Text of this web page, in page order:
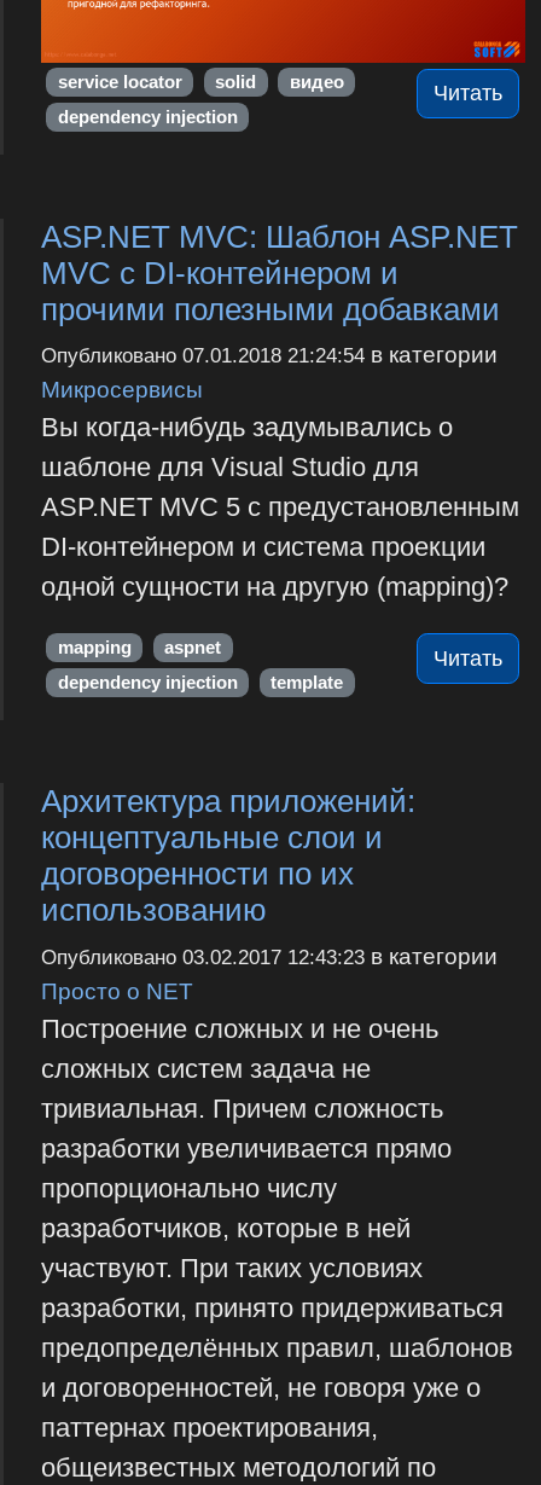
Читать
service locator solid
видео
dependency injection
ASP.NET MVC: Шаблон ASP.NET
MVC c DI-контейнером и
прочими полезными добавками
Опубликовано 07.01.2018 21:24:54в категории
Микросервисы
Вы когда-нибудь задумывались о
шаблоне для Visual Studio для
ASP.NET MVC 5 c предустановленным
DI-контейнером и система проекции
одной сущности на другую (mapping)?
Читать
mapping
aspnet
dependency injection
template
Архитектура приложений:
концептуальные слои и
договоренности по их
использованию
Опубликовано 03.02.2017 12:43:23в категории
Просто о NET
Построение сложных и не очень
сложных систем задача не
тривиальная. Причем сложность
разработки увеличивается прямо
пропорционально числу
разработчиков, которые в ней
участвуют. При таких условиях
разработки, принято придерживаться
предопределённых правил, шаблонов
и договоренностей, не говоря уже о
паттернах проектирования,
общеизвестных методологий по